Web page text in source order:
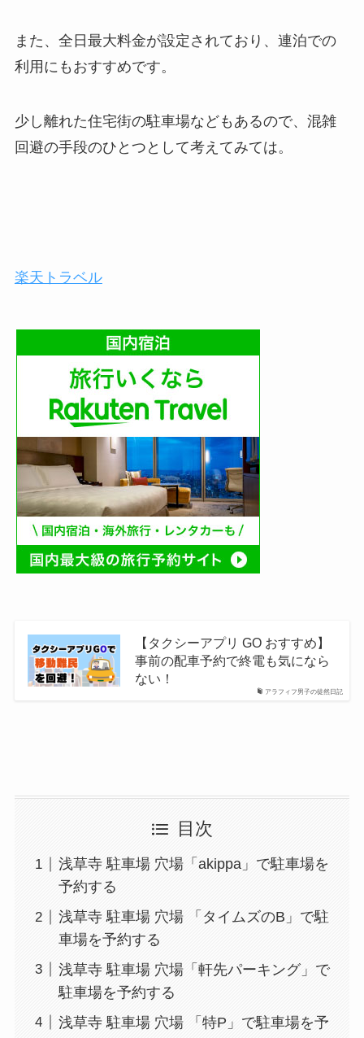
また、全日最大料金が設定されており、連泊での
利用にもおすすめです。
少し離れた住宅街の駐車場などもあるので、混雑
回避の手段のひとつとして考えてみては。
楽天トラベル
アラフィフ男子の徒然日記
【タクシーアプリ GO おすすめ】
事前の配車予約で終電も気になら
ない！
目次
浅草寺 駐車場 穴場「akippa」で駐車場を
予約する
浅草寺 駐車場 穴場 「タイムズのB」で駐
車場を予約する
浅草寺 駐車場 穴場「軒先パーキング」で
駐車場を予約する
浅草寺 駐車場 穴場 「特P」で駐車場を予